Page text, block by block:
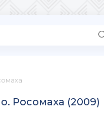
Росомаха (2009)